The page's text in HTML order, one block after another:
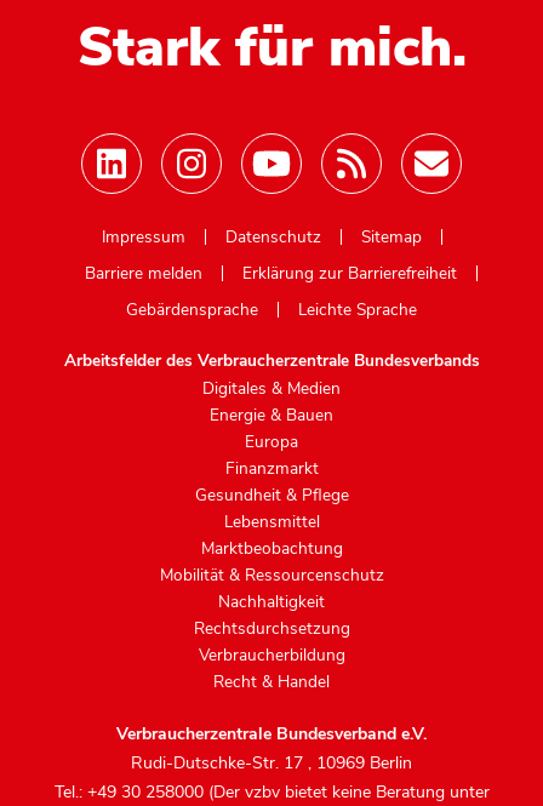
Stark für mich.
Impressum
Datenschutz
Sitemap
Barriere melden
Erklärung zur Barrierefreiheit
Gebärdensprache
Leichte Sprache
Arbeitsfelder des Verbraucherzentrale Bundesverbands
Digitales & Medien
Energie & Bauen
Europa
Finanzmarkt
Gesundheit & Pflege
Lebensmittel
Marktbeobachtung
Mobilität & Ressourcenschutz
Nachhaltigkeit
Rechtsdurchsetzung
Verbraucherbildung
Recht & Handel
Verbraucherzentrale Bundesverband e.V.
Rudi-Dutschke-Str. 17 , 10969 Berlin
Tel.: +49 30 258000 (Der vzbv bietet keine Beratung unter